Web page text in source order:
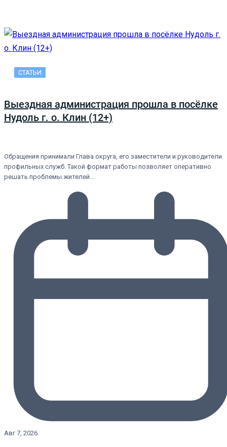
СТАТЬИ
Выездная администрация прошла в посёлке
Нудоль г. о. Клин (12+)
Обращения принимали Глава округа, его заместители и руководители
профильных служб. Такой формат работы позволяет оперативно
решать проблемы жителей…
Авг 7, 2026